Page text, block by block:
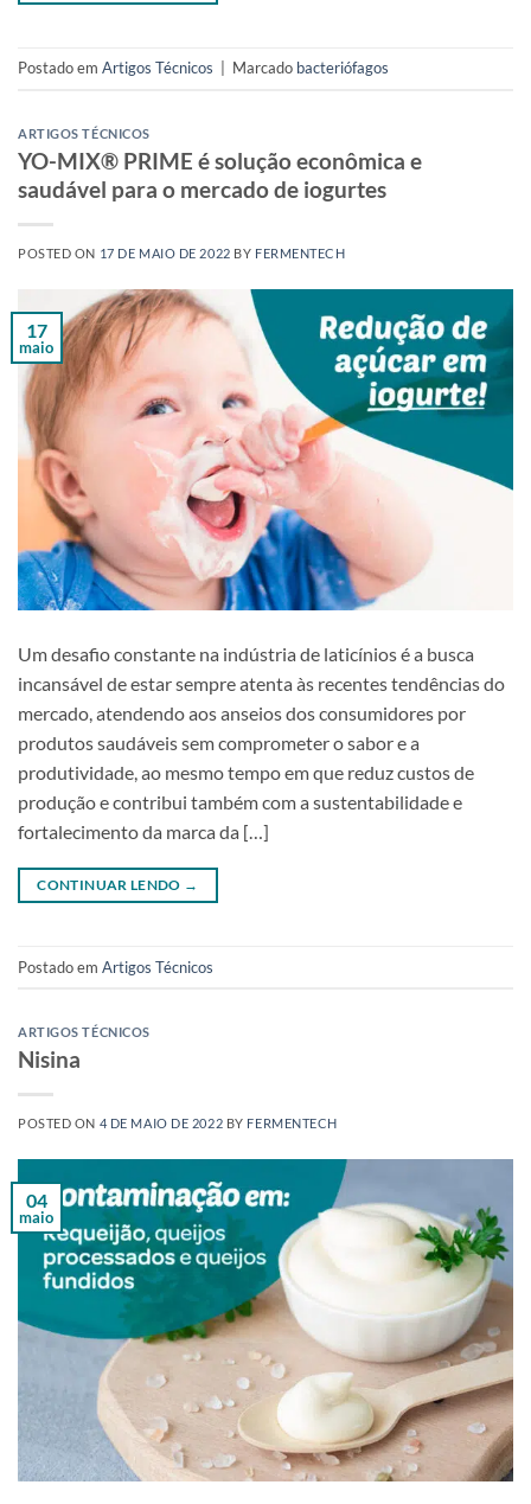
Postado em Artigos Técnicos Marcado bacteriófagos
ARTIGOS TÉCNICOS
YO-MIX® PRIME é solução econômica e
saudável para o mercado de iogurtes
POSTED ON 17 DE MAIO DE 2022 BY FERMENTECH
17
maio
Um desafio constante na indústria de laticínios é a busca
incansável de estar sempre atenta às recentes tendências do
mercado, atendendo aos anseios dos consumidores por
produtos saudáveis sem comprometer o sabor e a
produtividade, ao mesmo tempo em que reduz custos de
produção e contribui também com a sustentabilidade e
fortalecimento da marca da […]
CONTINUAR LENDO →
Postado em Artigos Técnicos
ARTIGOS TÉCNICOS
Nisina
POSTED ON 4 DE MAIO DE 2022 BY FERMENTECH
04
maio